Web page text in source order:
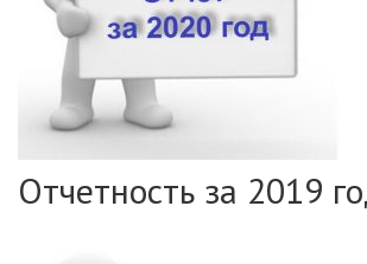
Отчетность за 2019